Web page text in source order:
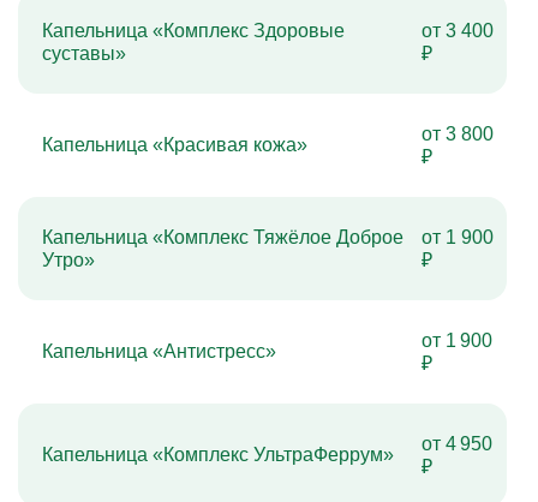
Капельница «Комплекс Здоровые
суставы»
от 3 400
₽
Капельница «Красивая кожа»
от 3 800
₽
Капельница «Комплекс Тяжёлое Доброе
Утро»
от 1 900
₽
Капельница «Антистресс»
от 1 900
₽
Капельница «Комплекс УльтраФеррум»
от 4 950
₽